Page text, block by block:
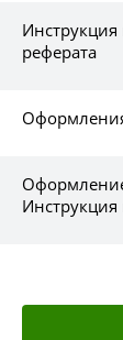
реферата